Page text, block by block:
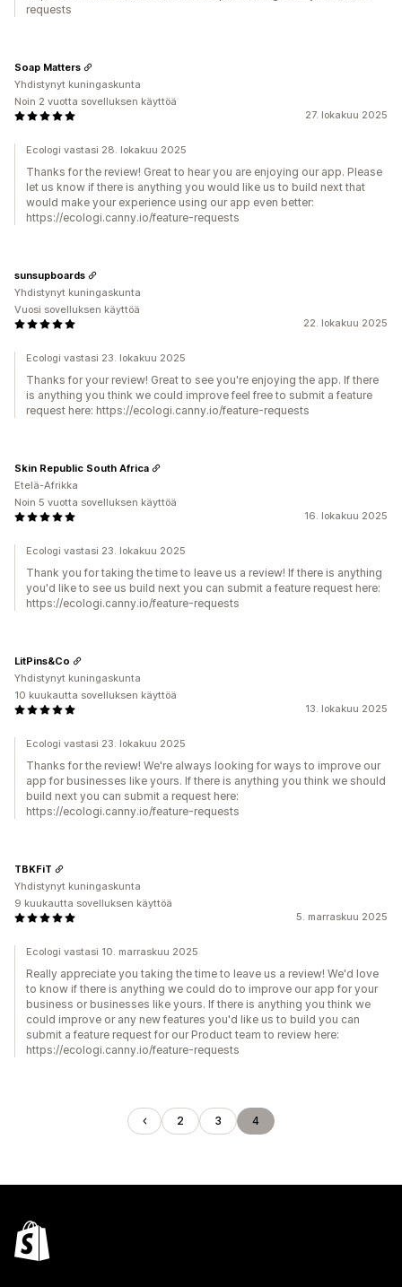
requests
27. lokakuu 2025
Soap Matters
Yhdistynyt kuningaskunta
Noin 2 vuotta sovelluksen käyttöä
Ecologi vastasi 28. lokakuu 2025
Thanks for the review! Great to hear you are enjoying our app. Please
let us know if there is anything you would like us to build next that
would make your experience using our app even better:
https://ecologi.canny.io/feature-requests
22. lokakuu 2025
sunsupboards
Yhdistynyt kuningaskunta
Vuosi sovelluksen käyttöä
Ecologi vastasi 23. lokakuu 2025
Thanks for your review! Great to see you're enjoying the app. If there
is anything you think we could improve feel free to submit a feature
request here: https://ecologi.canny.io/feature-requests
16. lokakuu 2025
Skin Republic South Africa
Etelä-Afrikka
Noin 5 vuotta sovelluksen käyttöä
Ecologi vastasi 23. lokakuu 2025
Thank you for taking the time to leave us a review! If there is anything
you'd like to see us build next you can submit a feature request here:
https://ecologi.canny.io/feature-requests
13. lokakuu 2025
LitPins&Co
Yhdistynyt kuningaskunta
10 kuukautta sovelluksen käyttöä
Ecologi vastasi 23. lokakuu 2025
Thanks for the review! We're always looking for ways to improve our
app for businesses like yours. If there is anything you think we should
build next you can submit a request here:
https://ecologi.canny.io/feature-requests
5. marraskuu 2025
TBKFiT
Yhdistynyt kuningaskunta
9 kuukautta sovelluksen käyttöä
Ecologi vastasi 10. marraskuu 2025
Really appreciate you taking the time to leave us a review! We'd love
to know if there is anything we could do to improve our app for your
business or businesses like yours. If there is anything you think we
could improve or any new features you'd like us to build you can
submit a feature request for our Product team to review here:
https://ecologi.canny.io/feature-requests
2 3 4